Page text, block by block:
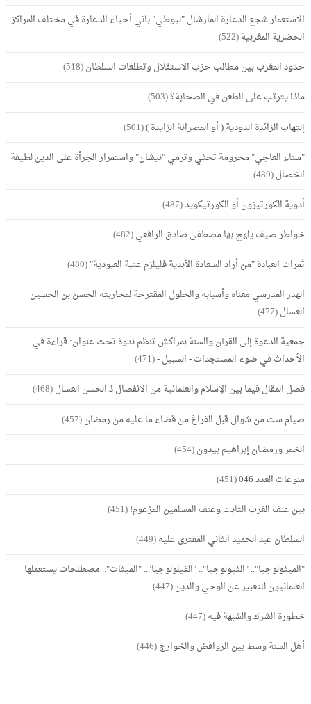
الاستعمار شجع الدعارة المارشال "ليوطي" باني أحياء الدعارة في مختلف المراكز
الحضرية المغربية(522)
حدود المغرب بين مطالب حزب الاستقلال وتطلعات السلطان(518)
ماذا يترتب على الطعن في الصحابة؟(503)
إلتهاب الزائدة الدودية ( أو المصرانة الزايدة )(501)
"سناء العاجي" محرومة تحثي وترمي "نيشان" واستمرار الجرأة على الدين لطيفة
الخصال(489)
أدوية الكورتيزون أو الكورتيكويد(487)
خواطر صيف يلهج بها مصطفى صادق الرافعي(482)
ثمرات العبادة "من أراد السعادة الأبدية فليلزم عتبة العبودية"(480)
الهدر المدرسي معناه وأسبابه والحلول المقترحة لمحاربته الحسن بن الحسين
العسال(477)
جمعية الدعوة إلى القرآن والسنة بمراكش تنظم ندوة تحت عنوان: قراءة في
الأحداث في ضوء المستجدات - السبيل -(471)
فصل المقال فيما بين الإسلام والعلمانية من الانفصال ذ.الحسن العسال(468)
صيام ست من شوال قبل الفراغ من قضاء ما عليه من رمضان(457)
الخمر ورمضان إبراهيم بيدون(454)
منوعات العدد 046
(451)
بين عنف الغرب الثابت وعنف المسلمين المزعوم!(451)
السلطان عبد الحميد الثاني المفترى عليه(449)
"الميثولوجيا".. "الثيولوجيا".. "الفيلولوجيا".. "الميثات".. مصطلحات يستعملها
العلمانيون للتعبير عن الوحي والدين(447)
خطورة الشرك والشبهة فيه(447)
أهل السنة وسط بين الروافض والخوارج(446)